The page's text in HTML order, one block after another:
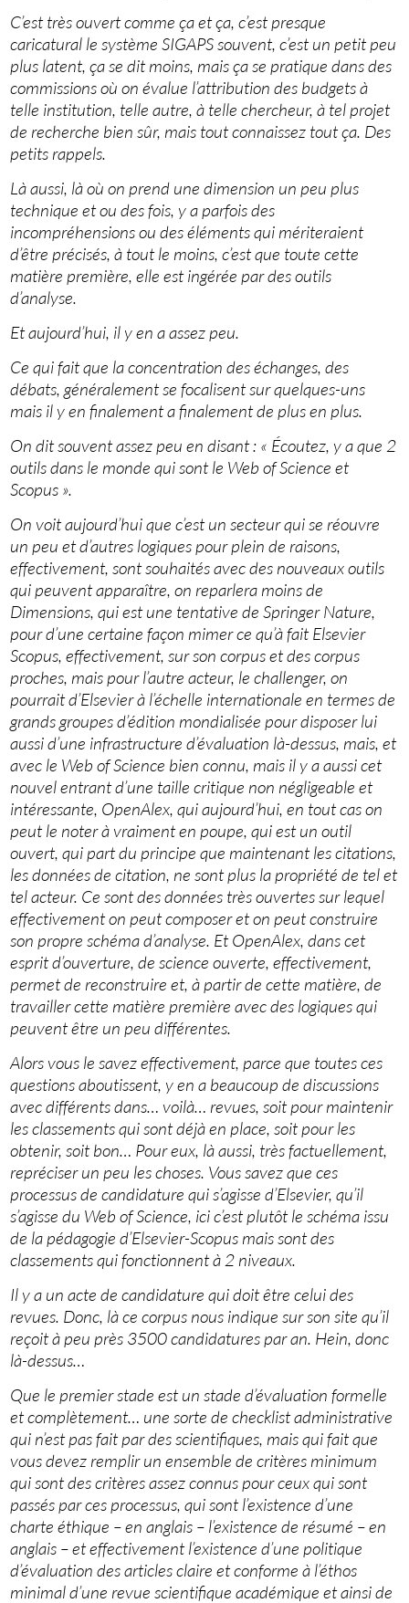
C’est très ouvert comme ça et ça, c’est presque
caricatural le système SIGAPS souvent, c’est un petit peu
plus latent, ça se dit moins, mais ça se pratique dans des
commissions où on évalue l’attribution des budgets à
telle institution, telle autre, à telle chercheur, à tel projet
de recherche bien sûr, mais tout connaissez tout ça. Des
petits rappels.
Là aussi, là où on prend une dimension un peu plus
technique et ou des fois, y a parfois des
incompréhensions ou des éléments qui mériteraient
d’être précisés, à tout le moins, c’est que toute cette
matière première, elle est ingérée par des outils
d’analyse.
Et aujourd’hui, il y en a assez peu.
Ce qui fait que la concentration des échanges, des
débats, généralement se focalisent sur quelques-uns
mais il y en finalement a finalement de plus en plus.
On dit souvent assez peu en disant : « Écoutez, y a que 2
outils dans le monde qui sont le Web of Science et
Scopus ».
On voit aujourd’hui que c’est un secteur qui se réouvre
un peu et d’autres logiques pour plein de raisons,
effectivement, sont souhaités avec des nouveaux outils
qui peuvent apparaître, on reparlera moins de
Dimensions, qui est une tentative de Springer Nature,
pour d’une certaine façon mimer ce qu’à fait Elsevier
Scopus, effectivement, sur son corpus et des corpus
proches, mais pour l’autre acteur, le challenger, on
pourrait d’Elsevier à l’échelle internationale en termes de
grands groupes d’édition mondialisée pour disposer lui
aussi d’une infrastructure d’évaluation là-dessus, mais, et
avec le Web of Science bien connu, mais il y a aussi cet
nouvel entrant d’une taille critique non négligeable et
intéressante, OpenAlex, qui aujourd’hui, en tout cas on
peut le noter à vraiment en poupe, qui est un outil
ouvert, qui part du principe que maintenant les citations,
les données de citation, ne sont plus la propriété de tel et
tel acteur. Ce sont des données très ouvertes sur lequel
effectivement on peut composer et on peut construire
son propre schéma d’analyse. Et OpenAlex, dans cet
esprit d’ouverture, de science ouverte, effectivement,
permet de reconstruire et, à partir de cette matière, de
travailler cette matière première avec des logiques qui
peuvent être un peu différentes.
Alors vous le savez effectivement, parce que toutes ces
questions aboutissent, y en a beaucoup de discussions
avec différents dans… voilà… revues, soit pour maintenir
les classements qui sont déjà en place, soit pour les
obtenir, soit bon… Pour eux, là aussi, très factuellement,
repréciser un peu les choses. Vous savez que ces
processus de candidature qui s’agisse d’Elsevier, qu’il
s’agisse du Web of Science, ici c’est plutôt le schéma issu
de la pédagogie d’Elsevier-Scopus mais sont des
classements qui fonctionnent à 2 niveaux.
Il y a un acte de candidature qui doit être celui des
revues. Donc, là ce corpus nous indique sur son site qu’il
reçoit à peu près 3500 candidatures par an. Hein, donc
là-dessus…
Que le premier stade est un stade d’évaluation formelle
et complètement… une sorte de checklist administrative
qui n’est pas fait par des scientifiques, mais qui fait que
vous devez remplir un ensemble de critères minimum
qui sont des critères assez connus pour ceux qui sont
passés par ces processus, qui sont l’existence d’une
charte éthique – en anglais – l’existence de résumé – en
anglais – et effectivement l’existence d’une politique
d’évaluation des articles claire et conforme à l’éthos
minimal d’une revue scientifique académique et ainsi de